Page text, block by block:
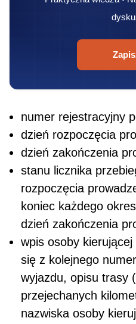
numer rejestracyjny
dzień rozpoczęcia
dzień zakończenia
stanu licznika
rozpoczęcia
koniec każdego
dzień zakończenia
wpis osoby kierującej
się z kolejnego
wyjazdu, opisu trasy
przejechanych
nazwiska osoby